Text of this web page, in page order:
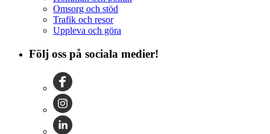
Omsorg och stöd
Trafik och resor
Uppleva och göra
Följ oss på sociala medier!